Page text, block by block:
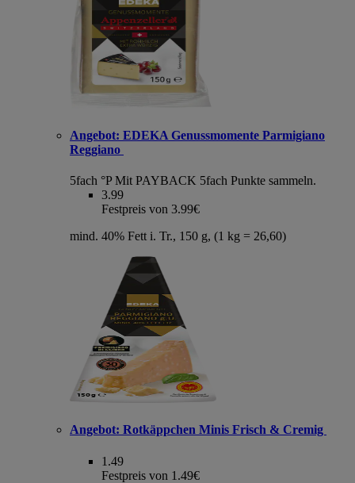
Angebot: EDEKA Genussmomente Parmigiano
Reggiano
5fach °P Mit PAYBACK 5fach Punkte sammeln.
3.99
Festpreis von 3.99€
mind. 40% Fett i. Tr., 150 g, (1 kg = 26,60)
Angebot: Rotkäppchen Minis Frisch & Cremig
1.49
Festpreis von 1.49€